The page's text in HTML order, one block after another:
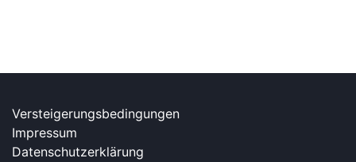
Versteigerungsbedingungen
Impressum
Datenschutzerklärung